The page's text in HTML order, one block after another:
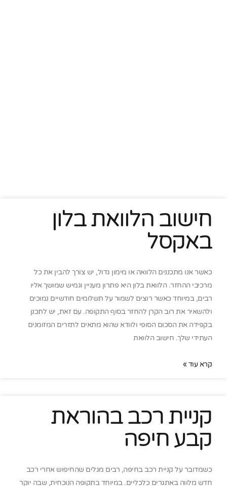
חישוב הלוואת בלון
באקסל
כאשר אנו מתכננים הלוואה או מימון גדול, יש צורך להבין את כל
מרכיבי ההחזר. הלוואת בלון היא פתרון מעניין וגמיש שמושך אליו
רבים, במיוחד כאשר רוצים לשמור על תשלומים חודשיים נמוכים
ולהשאיר את רוב הקרן להחזר בסוף התקופה. עם זאת, יש לתכנן
בקפידה את הסכום הסופי ולוודא שהוא מתאים לתזרים המזומנים
העתידי שלך. חישוב הלוואת
קרא עוד »
קניית רכב בהוראת
קבע חיפה
כשמדובר על קניית רכב בחיפה, רבים מגלים שהחיפוש אחרי רכב
חדש מלווה באתגרים כלכליים. במיוחד בתקופה הנוכחית, שבה יוקר